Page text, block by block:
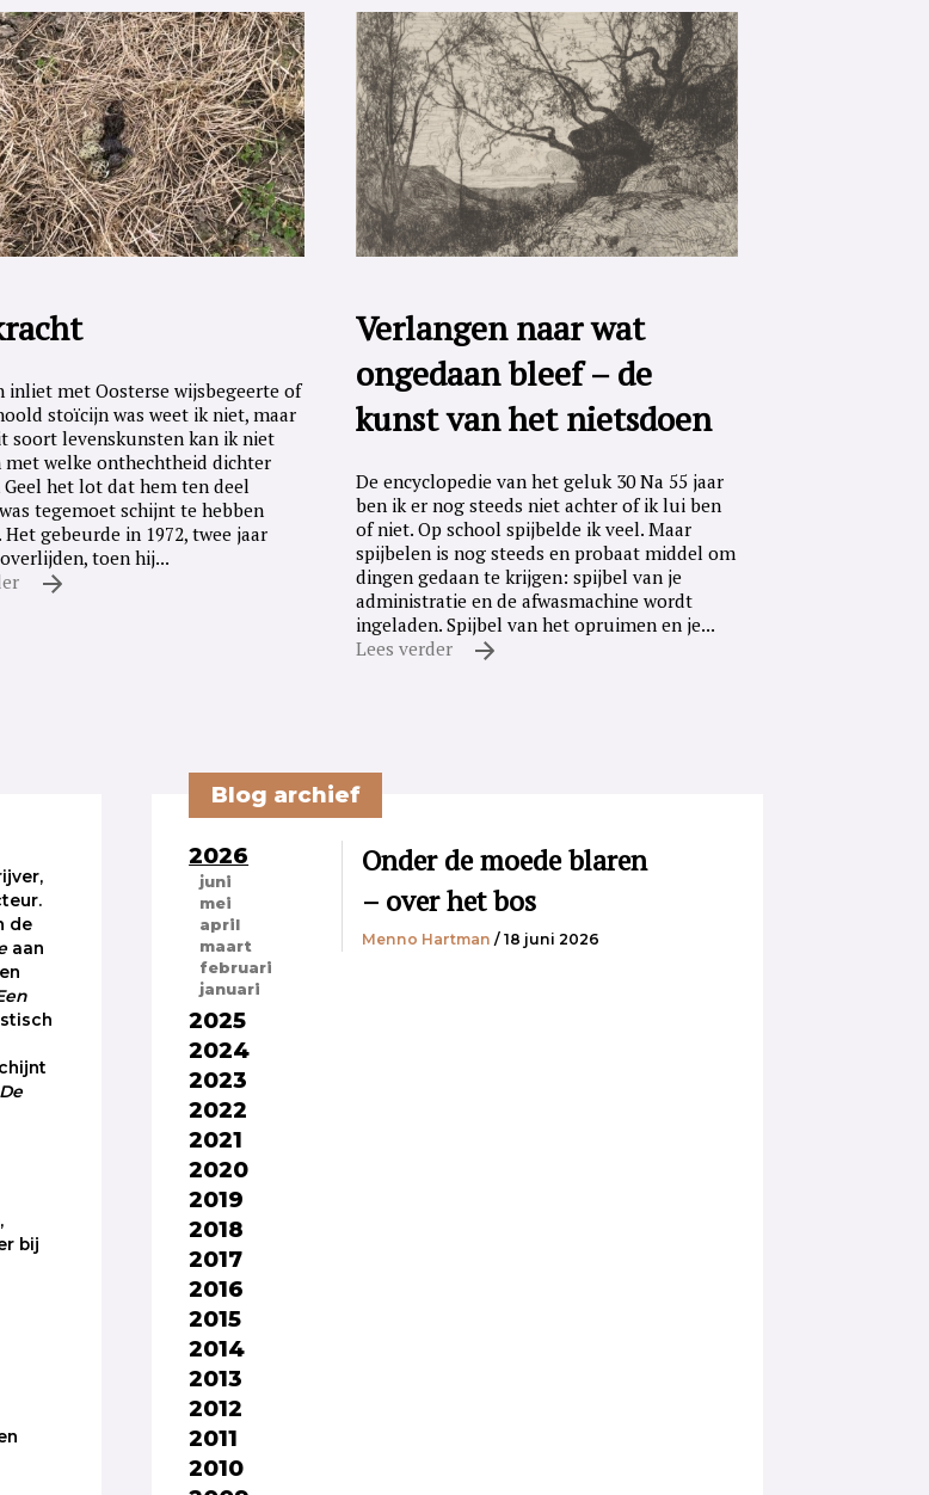
inliet met Oosterse wijsbegeerte of
stoïcijn was weet ik niet, maar
soort levenskunsten kan ik niet
met welke onthechtheid dichter
Geel het lot dat hem ten deel
tegemoet schijnt te hebben
gebeurde in 1972, twee jaar
toen hij...
Verlangen naar wat
ongedaan bleef – de
kunst van het nietsdoen
De encyclopedie van het geluk 30 Na 55 jaar
ben ik er nog steeds niet achter of ik lui ben
of niet. Op school spijbelde ik veel. Maar
spijbelen is nog steeds en probaat middel om
dingen gedaan te krijgen: spijbel van je
administratie en de afwasmachine wordt
ingeladen. Spijbel van het opruimen en je...
Lees verder
de
aan
De
bij
Blog archief
2026
juni
mei
april
maart
februari
januari
2025
2024
2023
2022
2021
2020
2019
2018
2017
2016
2015
2014
2013
2012
2011
2010
Onder de moede blaren
– over het bos
Menno Hartman / 18 juni 2026